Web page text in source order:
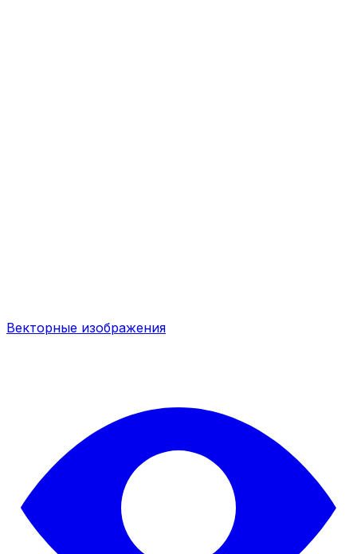
Векторные изображения